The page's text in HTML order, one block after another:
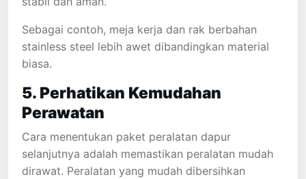
Sebagai contoh, meja kerja dan rak berbahan
stainless steel lebih awet dibandingkan material
biasa.
5. Perhatikan Kemudahan
Perawatan
Cara menentukan paket peralatan dapur
selanjutnya adalah memastikan peralatan mudah
dirawat. Peralatan yang mudah dibersihkan